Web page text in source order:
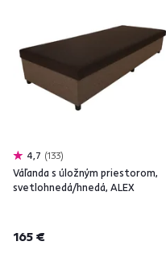
4,7 133
Váľanda s úložným priestorom,
svetlohnedá/hnedá, ALEX
165 €